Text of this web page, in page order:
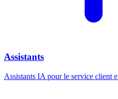
Assistants
Assistants IA pour le service client